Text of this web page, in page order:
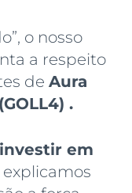
o nosso
a respeito
de Aura
.
em
explicamos